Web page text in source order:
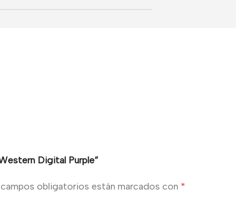
Digital Purple”
obligatorios están marcados con *